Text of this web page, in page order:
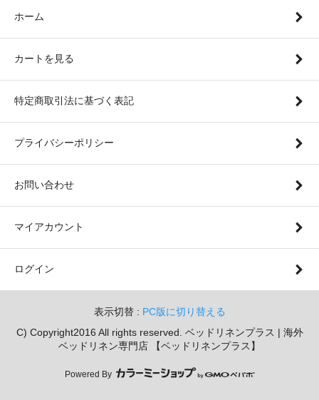
ホーム
カートを見る
特定商取引法に基づく表記
プライバシーポリシー
お問い合わせ
マイアカウント
ログイン
表示切替 : PC版に切り替える
C) Copyright2016 All rights reserved. ベッドリネンプラス | 海外
ベッドリネン専門店 【ベッドリネンプラス】
Powered By